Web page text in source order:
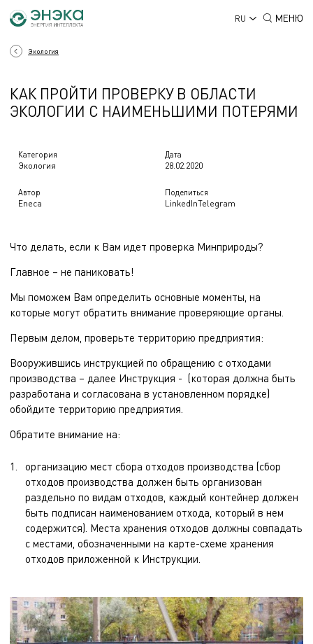
RU МЕНЮ
Экология
КАК ПРОЙТИ ПРОВЕРКУ В ОБЛАСТИ
ЭКОЛОГИИ С НАИМЕНЬШИМИ ПОТЕРЯМИ
Категория
Экология
Дата
28.02.2020
Автор
Eneca
Поделиться
LinkedInTelegram
Что делать, если к Вам идет проверка Минприроды?
Главное – не паниковать!
Мы поможем Вам определить основные моменты, на
которые могут обратить внимание проверяющие органы.
Первым делом, проверьте территорию предприятия:
Вооружившись инструкцией по обращению с отходами
производства – далее Инструкция - (которая должна быть
разработана и согласована в установленном порядке)
обойдите территорию предприятия.
Обратите внимание на:
организацию мест сбора отходов производства (сбор
отходов производства должен быть организован
раздельно по видам отходов, каждый контейнер должен
быть подписан наименованием отхода, который в нем
содержится). Места хранения отходов должны совпадать
с местами, обозначенными на карте-схеме хранения
отходов приложенной к Инструкции.